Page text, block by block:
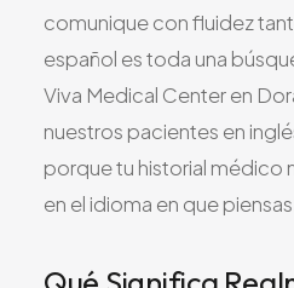
comunique con fluidez
español es toda una
Viva Medical Center en
nuestros pacientes en
porque tu historial médico
en el idioma en que